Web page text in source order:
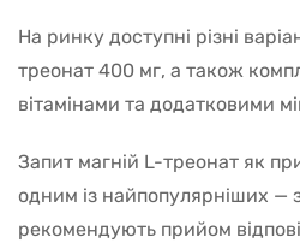
На ринку доступні різні
треонат 400 мг, а також
вітамінами та додатковими
Запит магній L-треонат як
одним із найпопулярніших —
рекомендують прийом